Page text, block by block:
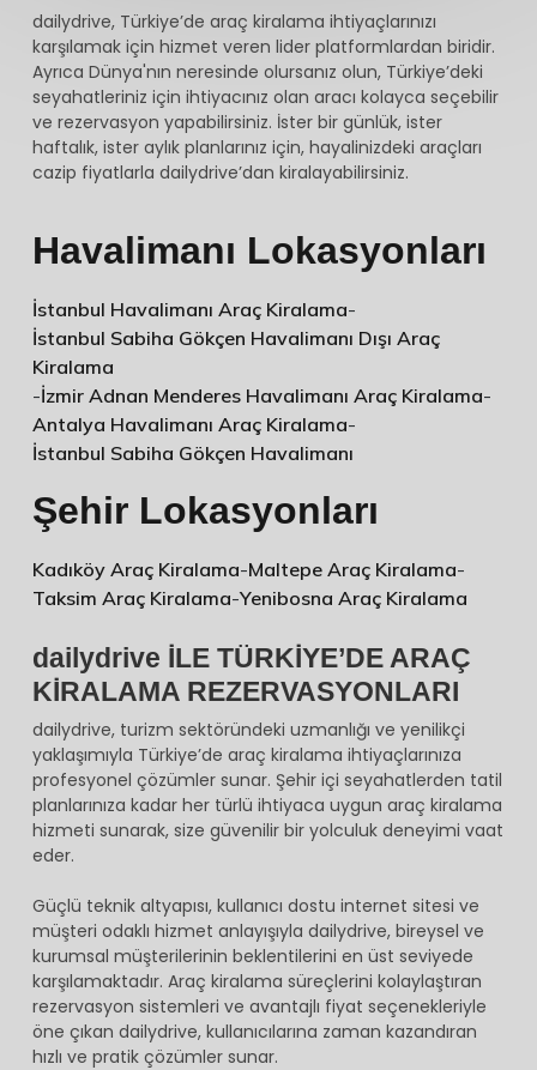
dailydrive, Türkiye’de araç kiralama ihtiyaçlarınızı
karşılamak için hizmet veren lider platformlardan biridir.
Ayrıca Dünya'nın neresinde olursanız olun, Türkiye’deki
seyahatleriniz için ihtiyacınız olan aracı kolayca seçebilir
ve rezervasyon yapabilirsiniz. İster bir günlük, ister
haftalık, ister aylık planlarınız için, hayalinizdeki araçları
cazip fiyatlarla dailydrive’dan kiralayabilirsiniz.
Havalimanı Lokasyonları
İstanbul Havalimanı Araç Kiralama-
İstanbul Sabiha Gökçen Havalimanı Dışı Araç
Kiralama
-İzmir Adnan Menderes Havalimanı Araç Kiralama-
Antalya Havalimanı Araç Kiralama-
İstanbul Sabiha Gökçen Havalimanı
Şehir Lokasyonları
Kadıköy Araç Kiralama-Maltepe Araç Kiralama-
Taksim Araç Kiralama-Yenibosna Araç Kiralama
dailydrive İLE TÜRKİYE’DE ARAÇ
KİRALAMA REZERVASYONLARI
dailydrive, turizm sektöründeki uzmanlığı ve yenilikçi
yaklaşımıyla Türkiye’de araç kiralama ihtiyaçlarınıza
profesyonel çözümler sunar. Şehir içi seyahatlerden tatil
planlarınıza kadar her türlü ihtiyaca uygun araç kiralama
hizmeti sunarak, size güvenilir bir yolculuk deneyimi vaat
eder.
Güçlü teknik altyapısı, kullanıcı dostu internet sitesi ve
müşteri odaklı hizmet anlayışıyla dailydrive, bireysel ve
kurumsal müşterilerinin beklentilerini en üst seviyede
karşılamaktadır. Araç kiralama süreçlerini kolaylaştıran
rezervasyon sistemleri ve avantajlı fiyat seçenekleriyle
öne çıkan dailydrive, kullanıcılarına zaman kazandıran
hızlı ve pratik çözümler sunar.